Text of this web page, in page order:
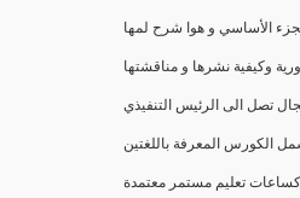
وكيفية نشرها و مناقشتها
تصل الى الرئيس التنفيذي
الكورس المعرفة باللغتين
كساعات تعليم مستمر معتمدة